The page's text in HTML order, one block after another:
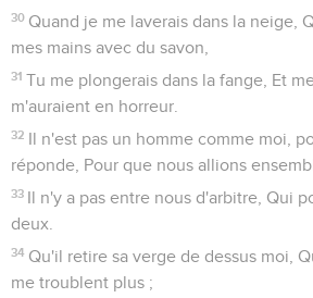
30 Quand je me laverais dans la neige,
mes mains avec du savon,
31 Tu me plongerais dans la fange, Et
m'auraient en horreur.
32 Il n'est pas un homme comme moi,
réponde, Pour que nous allions
33 Il n'y a pas entre nous d'arbitre, Qui
deux.
34 Qu'il retire sa verge de dessus moi,
me troublent plus ;